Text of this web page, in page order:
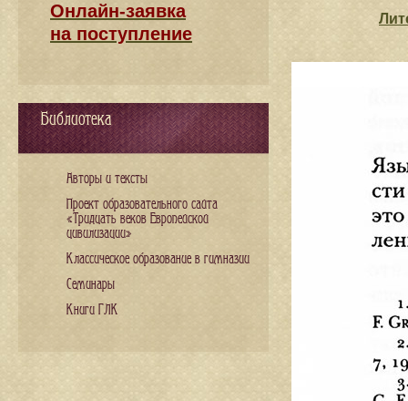
Онлайн-заявка
на поступление
Библиотека
Авторы и тексты
Проект образовательного сайта
«Тридцать веков Европейской
цивилизации»
Классическое образование в гимназии
Семинары
Книги ГЛК